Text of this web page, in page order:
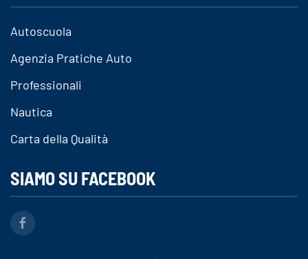
Autoscuola
Agenzia Pratiche Auto
Professionali
Nautica
Carta della Qualità
SIAMO SU FACEBOOK